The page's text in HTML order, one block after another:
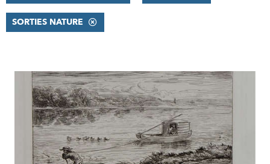
SORTIES NATURE
RÉSULTATS